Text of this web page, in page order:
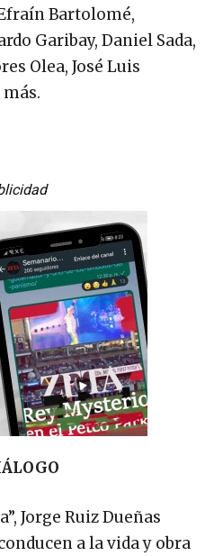
Bartolomé,
Garibay, Daniel Sada,
Olea, José Luis
Jorge Ruiz Dueñas
a la vida y obra